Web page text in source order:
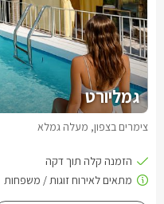
גמליורט
צימרים בצפון, מעלה גמלא